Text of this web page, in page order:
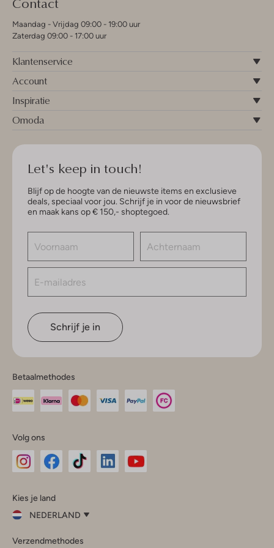
Maandag - Vrijdag 09:00 - 19:00 uur
Zaterdag 09:00 - 17:00 uur
Klantenservice
Account
Inspiratie
Omoda
Let's keep in touch!
Blijf op de hoogte van de nieuwste items en exclusieve
deals, speciaal voor jou. Schrijf je in voor de nieuwsbrief
en maak kans op € 150,- shoptegoed.
Schrijf je in
Betaalmethodes
Volg ons
InstagramFacebook
Kies je land
NEDERLAND
je
Verzendmethodes